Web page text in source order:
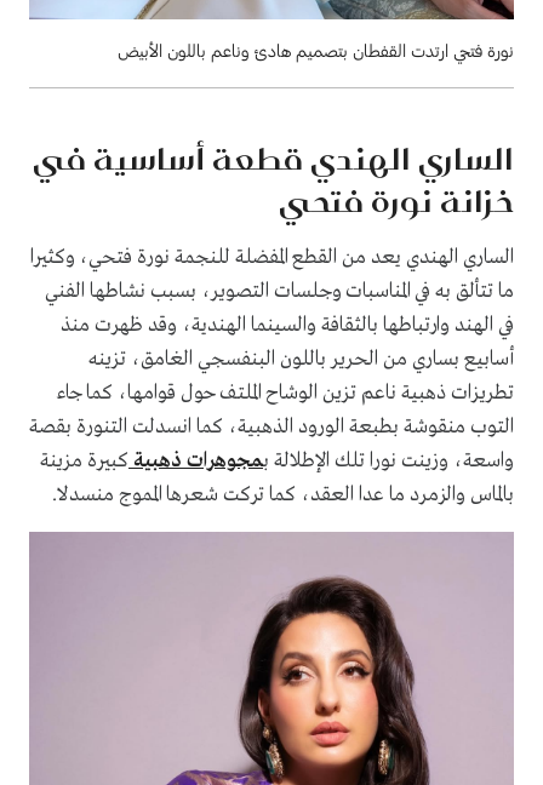
نورة فتحي ارتدت القفطان بتصميم هادئ وناعم باللون الأبيض
الساري الهندي قطعة أساسية في
خزانة نورة فتحي
الساري الهندي يعد من القطع المفضلة للنجمة نورة فتحي، وكثيرا
ما تتألق به في المناسبات وجلسات التصوير، بسبب نشاطها الفني
في الهند وارتباطها بالثقافة والسينما الهندية، وقد ظهرت منذ
أسابيع بساري من الحرير باللون البنفسجي الغامق، تزينه
تطريزات ذهبية ناعم تزين الوشاح الملتف حول قوامها، كما جاء
التوب منقوشة بطبعة الورود الذهبية، كما انسدلت التنورة بقصة
واسعة، وزينت نورا تلك الإطلالة بمجوهرات ذهبية كبيرة مزينة
بالماس والزمرد ما عدا العقد، كما تركت شعرها المموج منسدلا.